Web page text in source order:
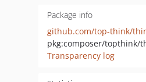
Package info
github.com/top-think/
pkg:composer/topthink/
Transparency log